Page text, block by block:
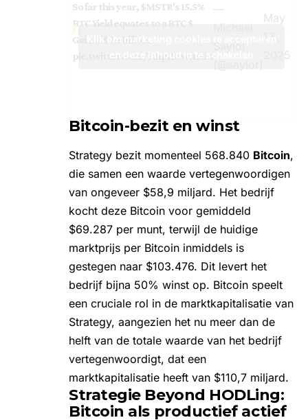
So far this year,$MSTR's 15.5%
BTC Yield equates to a BTC $
Gain of $7.2 billion.
pic.twitter.com/F2qKBtwmRM
Michael
Saylor
May
13,
2025
Klik om marketing cookies te accepteren
en deze inhoud in te schakelen
Bitcoin-bezit en winst
Strategy bezit momenteel 568.840 Bitcoin,
die samen een waarde vertegenwoordigen
van ongeveer $58,9 miljard. Het bedrijf
kocht deze Bitcoin voor gemiddeld
$69.287 per munt, terwijl de huidige
marktprijs per Bitcoin inmiddels is
gestegen naar $103.476. Dit levert het
bedrijf bijna 50% winst op. Bitcoin speelt
een cruciale rol in de marktkapitalisatie van
Strategy, aangezien het nu meer dan de
helft van de totale waarde van het bedrijf
vertegenwoordigt, dat een
marktkapitalisatie heeft van $110,7 miljard.
Strategie Beyond HODLing:
Bitcoin als productief actief